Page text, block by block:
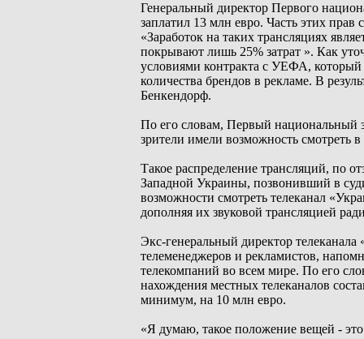
Генеральный директор Первого
заплатил 13 млн евро. Часть этих
«Заработок на таких трансляциях
покрывают лишь 25% затрат ». Как
условиями контракта с УЕФА,
количества брендов в рекламе. В
Бенкендорф.
По его словам, Первый национальный
зрители имели возможность смотреть
Такое распределение трансляций, по
Западной Украины, позвонивший в
возможности смотреть телеканал
дополняя их звуковой трансляцией
Экс-генеральный директор
телеменеджеров и рекламистов,
телекомпаний во всем мире. По его
нахождения местных телеканалов
минимум, на 10 млн евро.
«Я думаю, такое положение вещей -